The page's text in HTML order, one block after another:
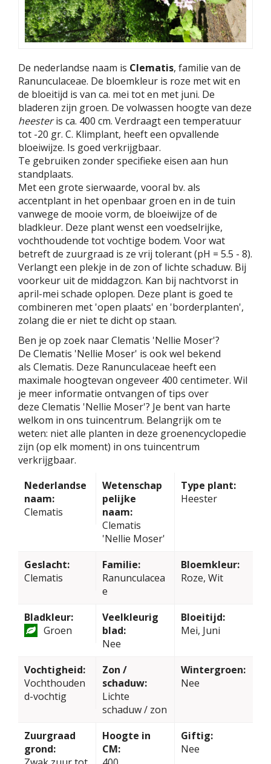
De nederlandse naam is Clematis, familie van de
Ranunculaceae. De bloemkleur is roze met wit en
de bloeitijd is van ca. mei tot en met juni. De
bladeren zijn groen. De volwassen hoogte van deze
heesteris ca. 400 cm. Verdraagt een temperatuur
tot -20 gr. C. Klimplant, heeft een opvallende
bloeiwijze. Is goed verkrijgbaar.
Te gebruiken zonder specifieke eisen aan hun
standplaats.
Met een grote sierwaarde, vooral bv. als
accentplant in het openbaar groen en in de tuin
vanwege de mooie vorm, de bloeiwijze of de
bladkleur. Deze plant wenst een voedselrijke,
vochthoudende tot vochtige bodem. Voor wat
betreft de zuurgraad is ze vrij tolerant (pH = 5.5 - 8).
Verlangt een plekje in de zon of lichte schaduw. Bij
voorkeur uit de middagzon. Kan bij nachtvorst in
april-mei schade oplopen. Deze plant is goed te
combineren met 'open plaats' en 'borderplanten',
zolang die er niet te dicht op staan.
Ben je op zoek naar Clematis 'Nellie Moser'?
De Clematis 'Nellie Moser' is ook wel bekend
als Clematis. Deze Ranunculaceae heeft een
maximale hoogtevan ongeveer 400 centimeter. Wil
je meer informatie ontvangen of tips over
deze Clematis 'Nellie Moser'? Je bent van harte
welkom in ons tuincentrum. Belangrijk om te
weten: niet alle planten in deze groenencyclopedie
zijn (op elk moment) in ons tuincentrum
verkrijgbaar.
Nederlandse
naam:
Clematis
Wetenschap
pelijke
naam:
Clematis
'Nellie Moser'
Type plant:
Heester
Geslacht:
Clematis
Familie:
Ranunculacea
e
Bloemkleur:
Roze, Wit
Bladkleur:
Groen
Veelkleurig
blad:
Nee
Bloeitijd:
Mei, Juni
Vochtigheid:
Vochthouden
d-vochtig
Zon /
schaduw:
Lichte
schaduw / zon
Wintergroen:
Nee
Zuurgraad
grond:
Hoogte in
CM:
Giftig:
Nee